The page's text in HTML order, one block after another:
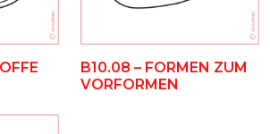
B10.08 – FORMEN ZUM
VORFORMEN